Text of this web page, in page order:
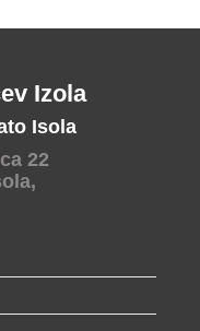
Izola
Isola
22